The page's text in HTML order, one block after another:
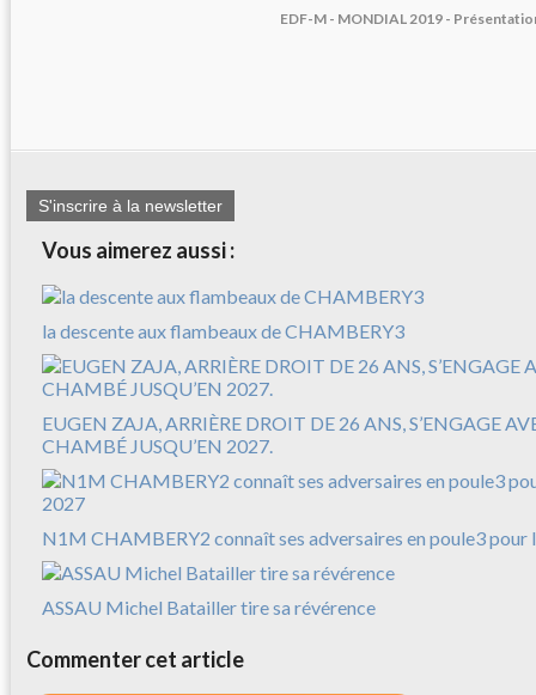
EDF-M - MONDIAL 2019 -
S'inscrire à la newsletter
Vous aimerez aussi :
la descente aux flambeaux de CHAMBERY3
EUGEN ZAJA, ARRIÈRE DROIT DE 26 ANS, S’ENGAGE
CHAMBÉ JUSQU’EN 2027.
N1M CHAMBERY2 connaît ses adversaires en poule3 pour
ASSAU Michel Batailler tire sa révérence
Commenter cet article